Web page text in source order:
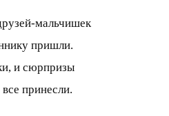
мальчишек
пришли.
и сюрпризы
принесли.